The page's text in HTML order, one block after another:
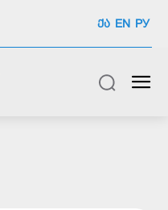
ᲥᲐ EN РУ